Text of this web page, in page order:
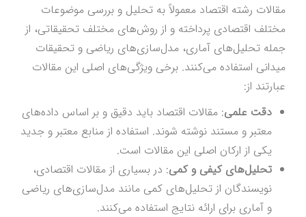
مقالات رشته اقتصاد معمولاً به تحلیل و بررسی موضوعات
مختلف اقتصادی پرداخته و از روش‌های مختلف تحقیقاتی، از
جمله تحلیل‌های آماری، مدل‌سازی‌های ریاضی و تحقیقات
میدانی استفاده می‌کنند. برخی ویژگی‌های اصلی این مقالات
عبارتند از:
دقت علمی: مقالات اقتصاد باید دقیق و بر اساس داده‌های
معتبر و مستند نوشته شوند. استفاده از منابع معتبر و جدید
یکی از ارکان اصلی این مقالات است.
تحلیل‌های کیفی و کمی: در بسیاری از مقالات اقتصادی،
نویسندگان از تحلیل‌های کمی مانند مدل‌سازی‌های ریاضی
و آماری برای ارائه نتایج استفاده می‌کنند.